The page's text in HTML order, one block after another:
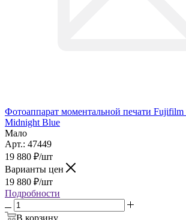
Фотоаппарат моментальной печати
Midnight Blue
Мало
Арт.: 47449
19 880 ₽/шт
Варианты цен
19 880 ₽/шт
Подробности
В корзину